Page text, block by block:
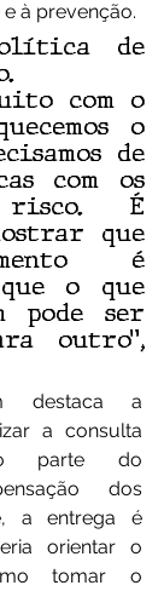
à prevenção.
de
com o
o
de
com os
É
que
é
o que
pode ser
outro”,
a consulta
parte do
dos
a entrega é
orientar o
tomar o